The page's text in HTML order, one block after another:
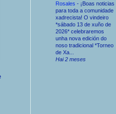
Rosales - ¡Boas noticias
para toda a comunidade
xadrecista! O vindeiro
*sábado 13 de xuño de
2026* celebraremos
unha nova edición do
noso tradicional *Torneo
de Xa...
Hai 2 meses